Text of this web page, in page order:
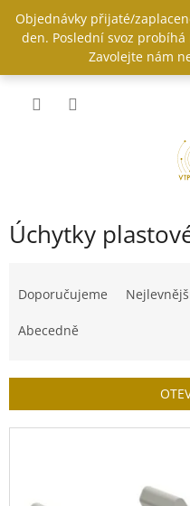
obsah
Objednávky přijaté/
den. Poslední svoz probíhá
Zavolejte nám
Úchytky
r
o
Doporučujeme
Abecedně
V